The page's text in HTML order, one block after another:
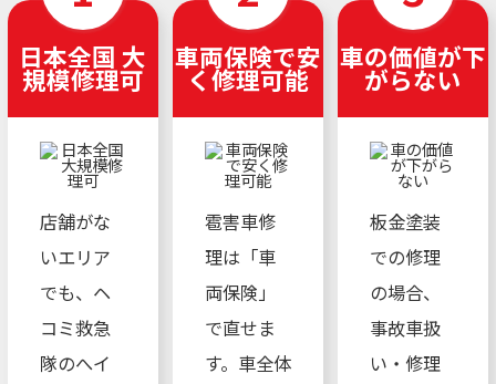
日本全国 大
規模修理可
店舗がな
いエリア
でも、ヘ
コミ救急
隊のへイ
車両保険で安
く修理可能
雹害車修
理は「車
両保険」
で直せま
す。車全体
車の価値が下
がらない
板金塗装
での修理
の場合、
事故車扱
い・修理